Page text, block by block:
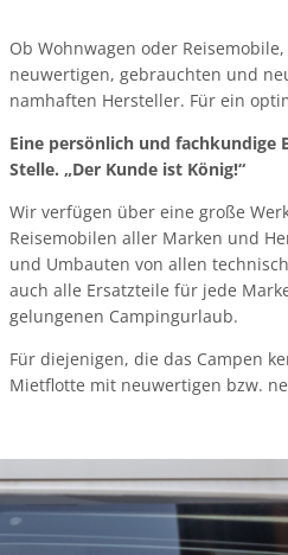
Ob Wohnwagen oder
neuwertigen, gebrauchten und
namhaften Hersteller. Für ein
Eine persönlich und fachkundige
Stelle. „Der Kunde ist König!“
Wir verfügen über eine große
Reisemobilen aller Marken und
und Umbauten von allen
auch alle Ersatzteile für jede
gelungenen Campingurlaub.
Für diejenigen, die das Campen
Mietflotte mit neuwertigen bzw.